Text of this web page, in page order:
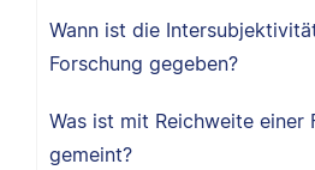
Wann ist die
Forschung gegeben?
Was ist mit Reichweite einer
gemeint?